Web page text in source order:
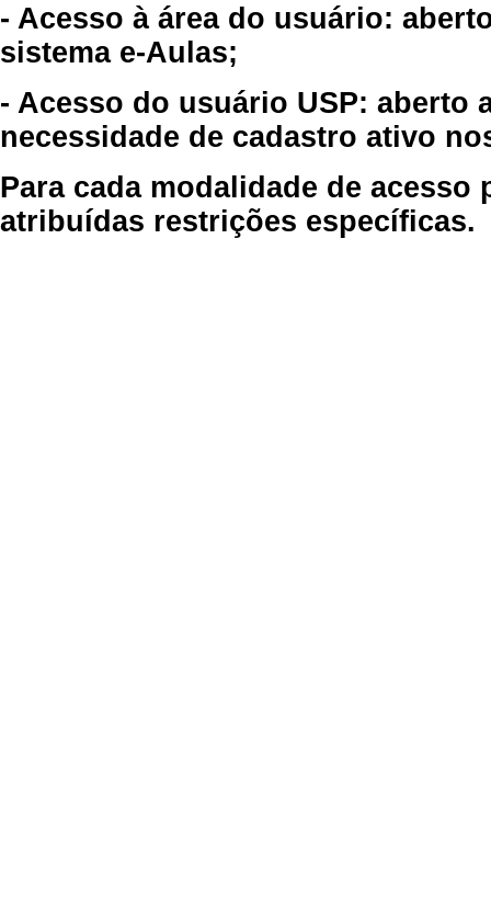
- Acesso à área do usuário:
sistema e-Aulas;
- Acesso do usuário USP: aberto
necessidade de cadastro ativo
Para cada modalidade de
atribuídas restrições específicas.